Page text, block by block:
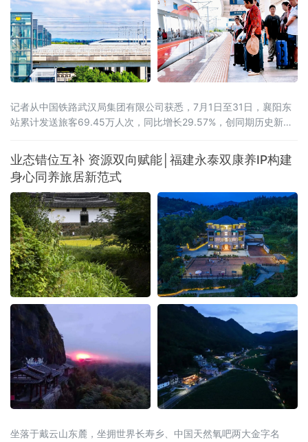
记者从中国铁路武汉局集团有限公司获悉，7月1日至31日，襄阳东
站累计发送旅客69.45万人次，同比增长29.57%，创同期历史新
日，西安至十堰高速铁路开通运营，武西高铁实现全线贯通，襄阳
至西安最快旅行时间压缩至1小时41分。据统计，7月份，襄阳东站
前往山西、陕西方向的旅
业态错位互补 资源双向赋能│福建永泰双康养IP构建
身心同养旅居新范式
坐落于戴云山东麓，坐拥世界长寿乡、中国天然氧吧两大金字名